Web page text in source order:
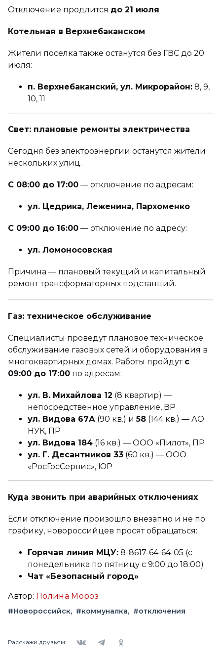
Отключение продлится до 21 июля.
Котельная в Верхнебаканском
Жители поселка также останутся без ГВС до 20
июля:
п. Верхнебаканский, ул. Микрорайон: 8, 9,
10, 11
Свет: плановые ремонты электричества
Сегодня без электроэнергии останутся жители
нескольких улиц.
С 08:00 до 17:00 — отключение по адресам:
ул. Цедрика, Леженина, Пархоменко
С 09:00 до 16:00 — отключение по адресу:
ул. Ломоносовская
Причина — плановый текущий и капитальный
ремонт трансформаторных подстанций.
Газ: техническое обслуживание
Специалисты проведут плановое техническое
обслуживание газовых сетей и оборудования в
многоквартирных домах. Работы пройдут с
09:00 до 17:00 по адресам:
ул. В. Михайлова 12 (8 квартир) —
непосредственное управление, ВР
ул. Видова 67А (90 кв.) и58 (144 кв.) — АО
НУК, ПР
ул. Видова 184 (16 кв.) — ООО «Пилот», ПР
ул. Г. Десантников 33 (60 кв.) — ООО
«РосГосСервис», ЮР
Куда звонить при аварийных отключениях
Если отключение произошло внезапно и не по
графику, новороссийцев просят обращаться:
Горячая линия МЦУ: 8-8617-64-64-05 (с
понедельника по пятницу с 9:00 до 18:00)
Чат «Безопасный город»
Автор: Полина Мороз
#Новороссийск #коммуналка #отключения
Расскажи друзьям: